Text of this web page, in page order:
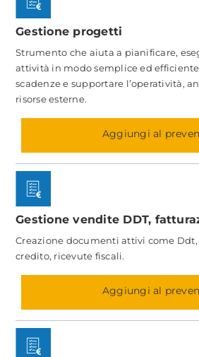
Gestione progetti
Strumento che aiuta a pianificare,
attività in modo semplice ed
scadenze e supportare l’operatività,
risorse esterne.
Aggiungi al
Gestione vendite DDT,
Creazione documenti attivi come
credito, ricevute fiscali.
Aggiungi al